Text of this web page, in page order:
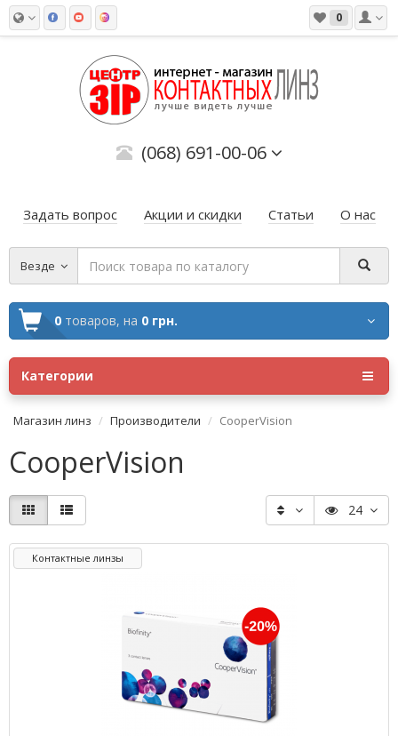
0
(068) 691-00-06
Задать вопрос Акции и скидки Статьи О нас
Везде
0 товаров, на 0 грн.
Категории
Магазин линз Производители CooperVision
CooperVision
24
Контактные линзы